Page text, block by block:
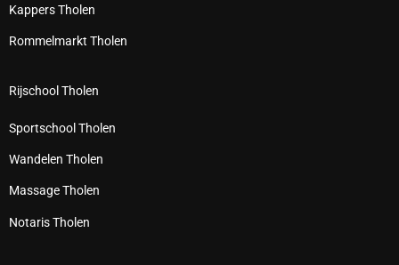
Kappers Tholen
Rommelmarkt Tholen
Rijschool Tholen
Sportschool Tholen
Wandelen Tholen
Massage Tholen
Notaris Tholen